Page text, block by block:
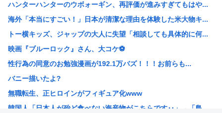
統合失調症って何がどうヤバいの？「現実」と「妄想」の境界...
新卒の時に受けた会社の面接で、趣味と地元の話だけして採用...
【画像】ヤドンの1日がニートすぎる
【田中俊介】おまえら「VIVANT」第13話見たか？ｗｗ...
【悲報】高市おサナ、被爆者代表を睨み付けてしまいバチクソ...
性行為の同意のお勉強漫画が192.1万バズ！！！お前らも...
パ 「高市に野次を飛ばす理由？ 貴様はゴキブリが出たら新...
ハンターハンターのウボォーギン、再評価が進みすぎてもはや...
海外「本当にすごい！」日本が清潔な理由を体験した米大物キ...
トー横キッズ、ジャップの大人に失望「相談しても具体的に何...
映画『ブルーロック』さん、大コケ⚽️
性行為の同意のお勉強漫画が192.1万バズ！！！お前らも...
バニー描いたよ?
無職転生、正ヒロインがフィギュア化www
韓国人「日本人が殆ど食べない海産物がこちらです‥」→「島...